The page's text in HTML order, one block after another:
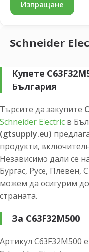
Schneider
Купете
България
Търсите да закупите
Schneider Electric в
(gtsupply.eu)
продукти,
Независимо дали се
Бургас, Русе, Плевен,
можем да осигурим
страната.
За C63F32M500
Артикул C63F32M500